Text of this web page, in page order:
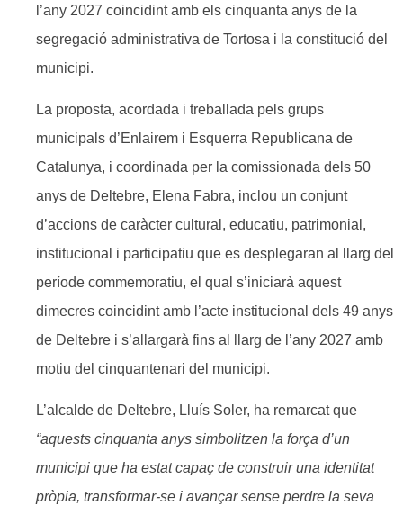
l’any 2027 coincidint amb els cinquanta anys de la
segregació administrativa de Tortosa i la constitució del
municipi.
La proposta, acordada i treballada pels grups
municipals d’Enlairem i Esquerra Republicana de
Catalunya, i coordinada per la comissionada dels 50
anys de Deltebre, Elena Fabra, inclou un conjunt
d’accions de caràcter cultural, educatiu, patrimonial,
institucional i participatiu que es desplegaran al llarg del
període commemoratiu, el qual s’iniciarà aquest
dimecres coincidint amb l’acte institucional dels 49 anys
de Deltebre i s’allargarà fins al llarg de l’any 2027 amb
motiu del cinquantenari del municipi.
L’alcalde de Deltebre, Lluís Soler, ha remarcat que
“aquests cinquanta anys simbolitzen la força d’un
municipi que ha estat capaç de construir una identitat
pròpia, transformar-se i avançar sense perdre la seva